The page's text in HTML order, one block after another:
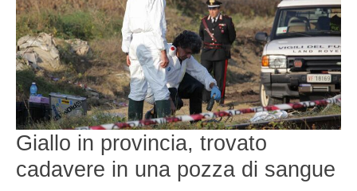
Giallo in provincia, trovato
cadavere in una pozza di sangue
provincia,
trovato
cadavere
in
una
pozza
di
sangue